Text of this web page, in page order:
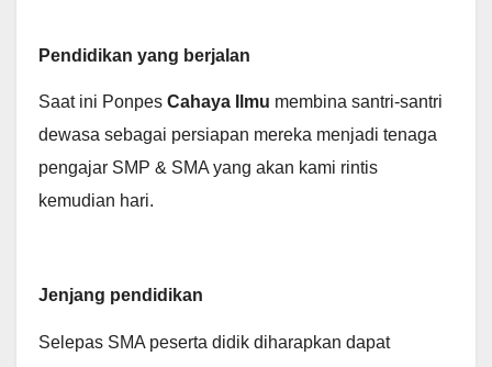
Pendidikan yang berjalan
Saat ini Ponpes Cahaya Ilmu membina santri-santri
dewasa sebagai persiapan mereka menjadi tenaga
pengajar SMP & SMA yang akan kami rintis
kemudian hari.
Jenjang pendidikan
Selepas SMA peserta didik diharapkan dapat